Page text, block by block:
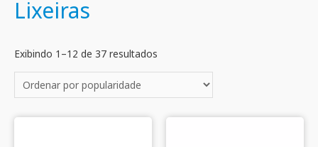
Lixeiras
Exibindo 1–12 de 37 resultados